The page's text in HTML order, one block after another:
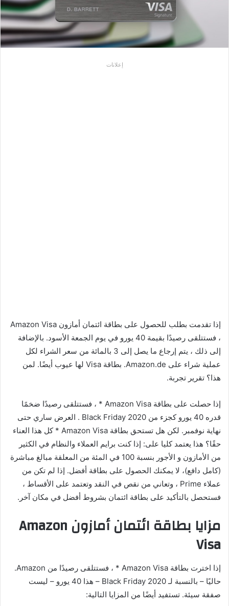
إعلانات
إذا تقدمت بطلب للحصول على بطاقة ائتمان أمازون Amazon Visa
، فستتلقى رصيدًا بقيمة 40 يورو في يوم الجمعة الأسود. بالإضافة
إلى ذلك ، يتم إرجاع ما يصل إلى 3 بالمائة من سعر الشراء لكل
عملية شراء على Amazon.de. بطاقة Visa لها عيوب أيضًا. لمن
هذا؟ تقرير تجربة.
إذا حصلت على بطاقة Amazon Visa * ، فستتلقى رصيدًا ضخمًا
قدره 40 يورو كجزء من Black Friday 2020 . العرض ساري حتى
نهاية نوفمبر. لكن هل تستحق بطاقة Amazon Visa * كل هذا العناء
حقًا؟ هذا يعتمد كليا على: إذا كنت برايم العملاء والنظام في الكثير
من الأمازون و الأجور بنسبة 100 في المئة من المعلقة مبالغ مباشرة
(كامل دافع)، لا يمكنك الحصول على بطاقة أفضل. إذا لم تكن من
عملاء Prime ، وتعاني من نقص في النقد وتعتمد على الأقساط ،
فستحصل بالتأكيد على بطاقة ائتمان بشروط أفضل في مكان آخر.
مزايا بطاقة ائتمان أمازون Amazon
Visa
إذا اخترت بطاقة Amazon Visa * ، فستتلقى رصيدًا من Amazon.
حاليًا – بالنسبة لـ Black Friday 2020 – هذا 40 يورو – ليست
صفقة سيئة. تستفيد أيضًا من المزايا التالية: